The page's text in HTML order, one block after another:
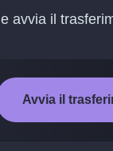
avvia il
Avvia il